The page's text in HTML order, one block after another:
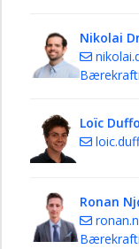
Nikolai
Loïc
Ronan